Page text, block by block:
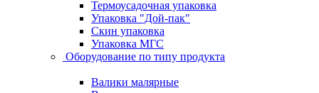
Термоусадочная упаковка
Упаковка "Дой-пак"
Скин упаковка
Упаковка МГС
Оборудование по типу продукта
Валики малярные